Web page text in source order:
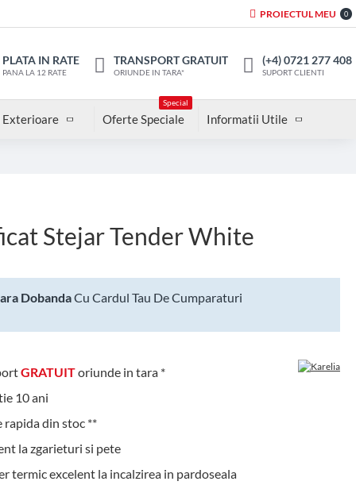
PROIECTUL MEU 0
PLATA IN RATE
PANA LA 12 RATE
TRANSPORT GRATUIT
ORIUNDE IN TARA*
(+4) 0721 277 408
SUPORT CLIENTI
Exterioare Oferte Speciale
Special
Informatii Utile
Stejar Tender White
DobandaCu Cardul Tau De Cumparaturi
GRATUIToriunde in tara *
10 ani
din stoc **
la zgarieturi si pete
termic excelent la incalzirea in pardoseala